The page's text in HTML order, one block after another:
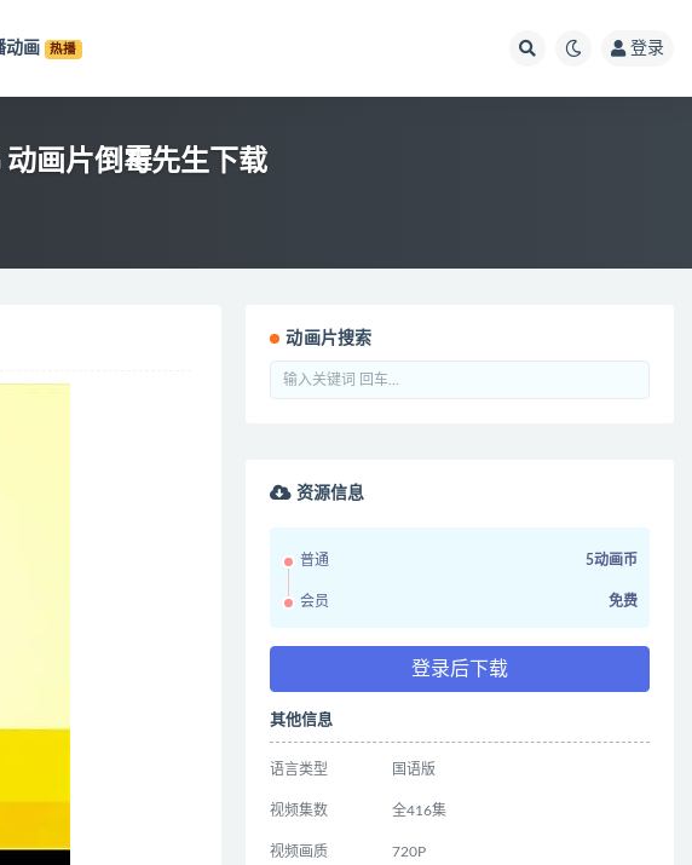
动画 热播 登录
画片倒霉先生下载
动画片搜索
资源信息
普通 5动画币
会员 免费
登录后下载
其他信息
语言类型 国语版
视频集数 全416集
视频画质 720P